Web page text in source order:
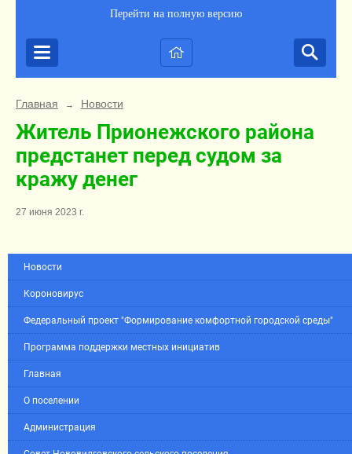
Перейти на полную версию
Главная → Новости
Житель Прионежского района
предстанет перед судом за
кражу денег
27 июня 2023 г.
Новости
Короновирус
Федеральный проект "Формирование комфортной городской среды"
Программа поддержки местных инициатив
Главная
О поселении
Администрация